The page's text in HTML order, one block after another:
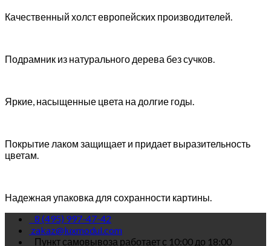
Качественный холст европейских производителей.
Подрамник из натурального дерева без сучков.
Яркие, насыщенные цвета на долгие годы.
Покрытие лаком защищает и придает выразительность
цветам.
Надежная упаковка для сохранности картины.
8 (495) 997-47-42
zakaz@luxmodul.com
Пункт самовывоза работает с 10:00 до 18:00